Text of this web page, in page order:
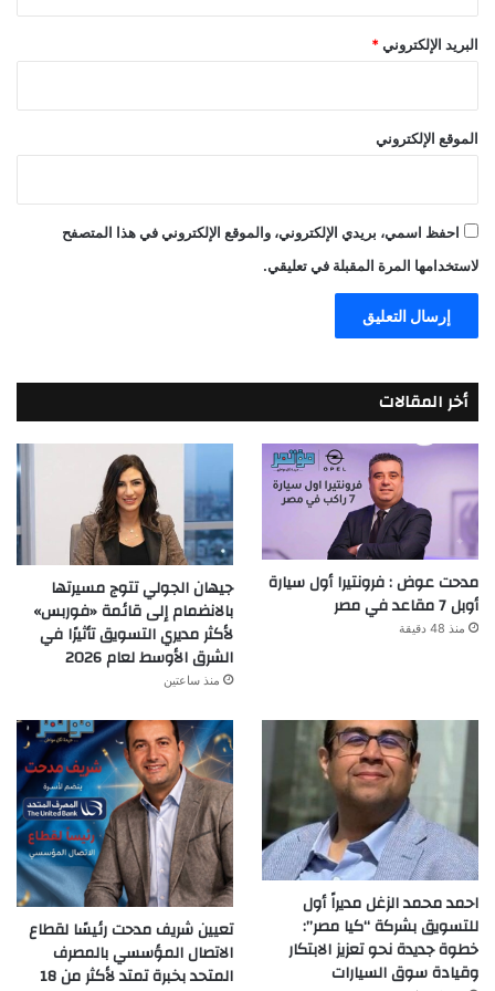
البريد الإلكتروني *
الموقع الإلكتروني
احفظ اسمي، بريدي الإلكتروني، والموقع الإلكتروني في هذا المتصفح
لاستخدامها المرة المقبلة في تعليقي.
أخر المقالات
مدحت عوض : فرونتيرا أول سيارة
أوبل 7 مقاعد في مصر
منذ 48 دقيقة
جيهان الجولي تتوج مسيرتها
بالانضمام إلى قائمة «فوربس»
لأكثر مديري التسويق تأثيرًا في
الشرق الأوسط لعام 2026
منذ ساعتين
احمد محمد الزغل مديراً أول
للتسويق بشركة “كيا مصر”:
خطوة جديدة نحو تعزيز الابتكار
وقيادة سوق السيارات
تعيين شريف مدحت رئيسًا لقطاع
الاتصال المؤسسي بالمصرف
المتحد بخبرة تمتد لأكثر من 18